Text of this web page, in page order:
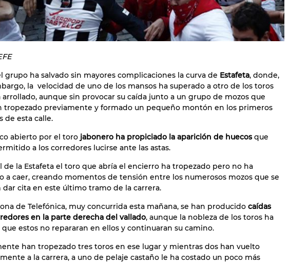
grupo ha salvado sin mayores complicaciones la curva de Estafeta, donde,
la velocidad de uno de los mansos ha superado a otro de los toros
arrollado, aunque sin provocar su caída junto a un grupo de mozos que
tropezado previamente y formado un pequeño montón en los primeros
de esta calle.
abierto por el toro jabonero ha propiciado la aparición de huecosque
a los corredores lucirse ante las astas.
de la Estafeta el toro que abría el encierro ha tropezado pero no ha
a caer, creando momentos de tensión entre los numerosos mozos que se
dar cita en este último tramo de la carrera.
de Telefónica, muy concurrida esta mañana, se han producido caídas
en la parte derecha del vallado, aunque la nobleza de los toros ha
que estos no repararan en ellos y continuaran su camino.
han tropezado tres toros en ese lugar y mientras dos han vuelto
a la carrera, a uno de pelaje castaño le ha costado un poco más